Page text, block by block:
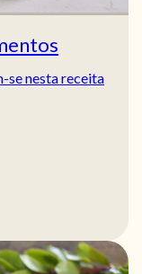
se nesta receita